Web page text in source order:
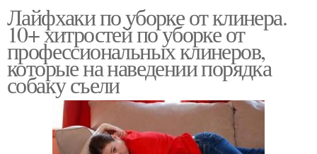
Лайфхаки по уборке от клинера.
10+ хитростей по уборке от
профессиональных клинеров,
которые на наведении порядка
собаку съели